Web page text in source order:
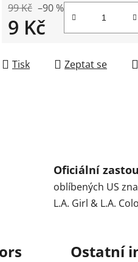
99 Kč –90 %
9 Kč
Tisk
Zeptat se
Oficiální
oblíbených US
L.A. Girl & L.A.
Ostatní